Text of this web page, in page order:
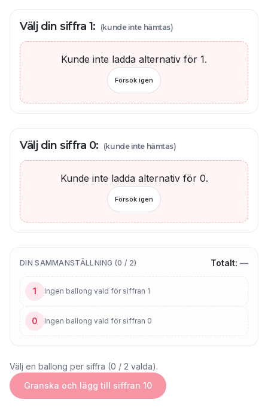
Välj din siffra 1: (kunde inte hämtas)
Kunde inte ladda alternativ för 1.
Försök igen
Välj din siffra 0: (kunde inte hämtas)
Kunde inte ladda alternativ för 0.
Försök igen
DIN SAMMANSTÄLLNING (0 / 2) Totalt: —
1 Ingen ballong vald för siffran 1
0 Ingen ballong vald för siffran 0
Välj en ballong per siffra (0 / 2 valda).
Granska och lägg till siffran 10